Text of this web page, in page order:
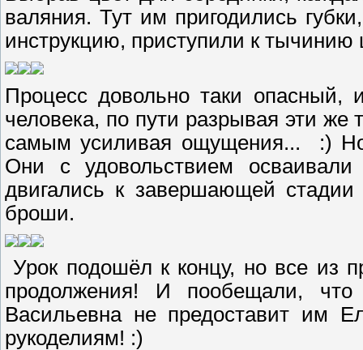
валяния. Тут им пригодились
инструкцию, приступили к
Процесс довольно таки опасный,
человека, по пути разрывая эти же
самым усиливая ощущения... :)
Они с удовольствием
двигались к завершающей стадии
броши.
Урок подошёл к концу, но все из
продолжения! И пообещали,
Васильевна не предоставит им
рукоделиям! :)